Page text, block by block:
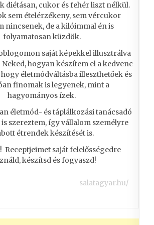
diétásan, cukor és fehér liszt nélkül.
sem ételérzékeny, sem vércukor
nincsenek, de a kilóimmal én is
folyamatosan küzdök.
saját képekkel illusztrálva
hogyan készítem el a kedvenc
életmódváltásba illeszthetőek és
finomak is legyenek, mint a
hagyományos ízek.
életmód- és táplálkozási tanácsadó
szereztem, így vállalom személyre
étrendek készítését is.
Receptjeimet saját felelősségedre
készítsd és fogyaszd!
salatagyar.hu/